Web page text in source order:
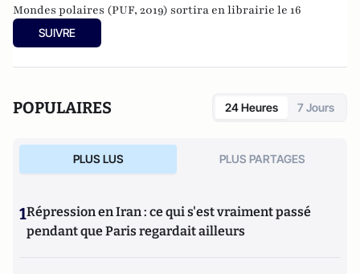
Mondes polaires (PUF, 2019) sortira en librairie le 16
octobre.SUIVRE
POPULAIRES 24 Heures 7 Jours
PLUS LUS PLUS PARTAGES
1Répression en Iran : ce qui s'est vraiment passé
pendant que Paris regardait ailleurs